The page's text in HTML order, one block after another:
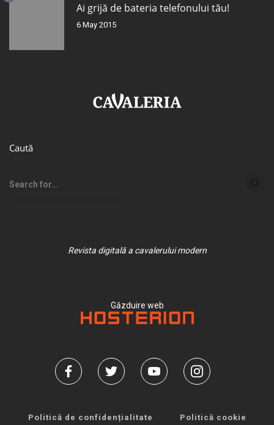
Ai grijă de bateria telefonului tău!
6 May 2015
Caută
Revista digitală a cavalerului modern
Găzduire web
Politică de confidențialitate Politică cookie